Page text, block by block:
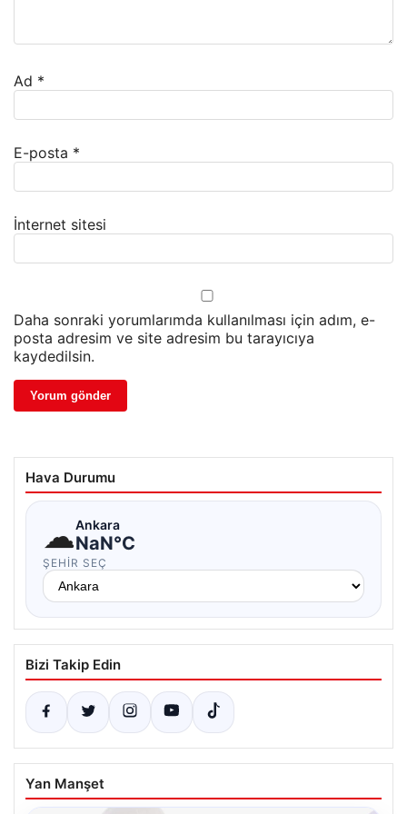
Ad *
E-posta *
İnternet sitesi
Daha sonraki yorumlarımda kullanılması için adım, e-
posta adresim ve site adresim bu tarayıcıya
kaydedilsin.
Hava Durumu
☁Ankara
NaN°C
ŞEHIR SEÇ
Bizi Takip Edin
Yan Manşet